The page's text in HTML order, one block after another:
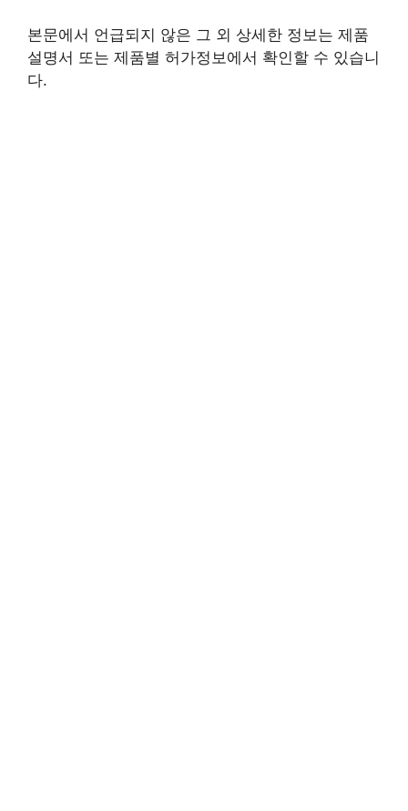
본문에서 언급되지 않은 그 외 상세한 정보는 제품
설명서 또는 제품별 허가정보에서 확인할 수 있습니
다.